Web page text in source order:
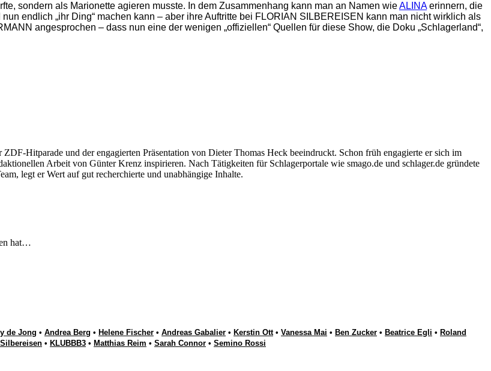
sondern als Marionette agieren musste. In dem Zusammenhang kann man an Namen wieALINAerinnern, die
endlich „ihr Ding“ machen kann – aber ihre Auftritte bei FLORIAN SILBEREISEN kann man nicht wirklich als
angesprochen – dass nun eine der wenigen „offiziellen“ Quellen für diese Show, die Doku „Schlagerland“,
Hitparade und der engagierten Präsentation von Dieter Thomas Heck beeindruckt. Schon früh engagierte er sich im
Arbeit von Günter Krenz inspirieren. Nach Tätigkeiten für Schlagerportale wie smago.de und schlager.de gründete
legt er Wert auf gut recherchierte und unabhängige Inhalte.
hat…
de Jong • Andrea Berg • Helene Fischer • Andreas Gabalier • Kerstin Ott• Vanessa Mai • Ben Zucker • Beatrice Egli • Roland
• KLUBBB3 • Matthias Reim • Sarah Connor • Semino Rossi